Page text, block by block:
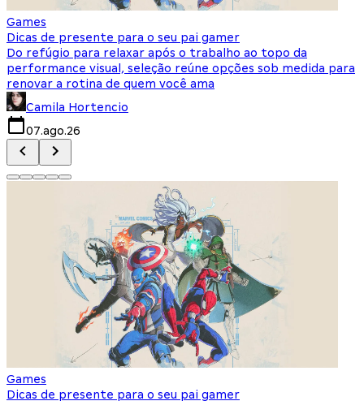
Games
Dicas de presente para o seu pai gamer
Do refúgio para relaxar após o trabalho ao topo da
performance visual, seleção reúne opções sob medida para
renovar a rotina de quem você ama
Camila Hortencio
07.ago.26
Games
Dicas de presente para o seu pai gamer